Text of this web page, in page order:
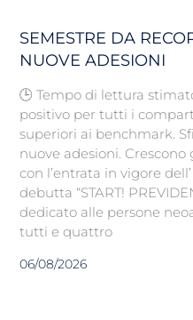
SEMESTRE DA
NUOVE ADESIONI
🕒 Tempo di lettura
positivo per tutti i
superiori ai benchmark.
nuove adesioni.
con l’entrata in vigore
debutta “START!
dedicato alle persone
tutti e quattro
06/08/2026